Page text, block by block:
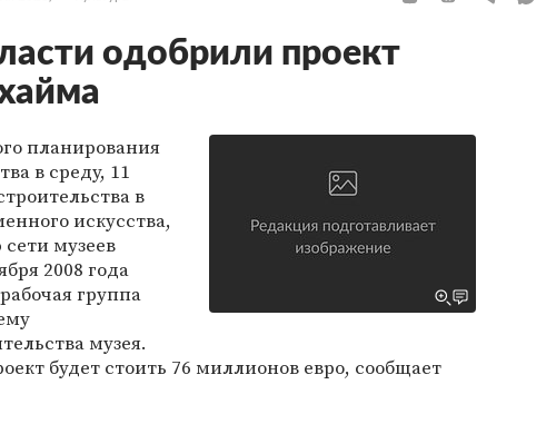
одобрили проект
планирования
в среду, 11
в
искусства,
музеев
2008 года
группа
музея.
будет стоить 76 миллионов евро, сообщает